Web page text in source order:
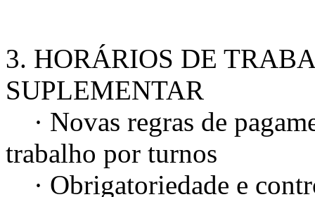
3. HORÁRIOS DE
SUPLEMENTAR
· Novas regras de
trabalho por turnos
· Obrigatoriedade e